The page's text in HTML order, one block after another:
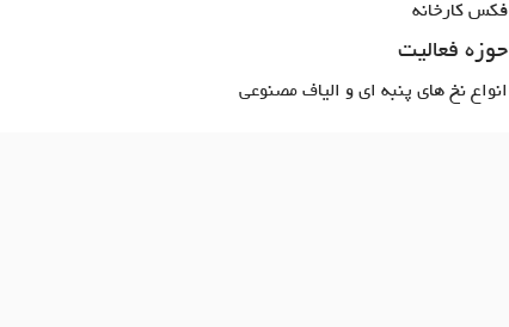
فکس کارخانه
حوزه فعالیت
انواع نخ هاي پنبه اي و الياف مصنوعي